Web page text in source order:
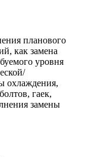
планового
как замена
уровня
охлаждения,
гаек,
замены